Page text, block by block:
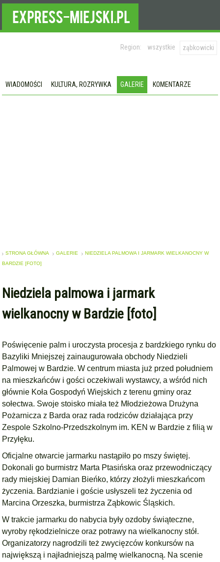
Region: wszystkie ząbkowicki
WIADOMOŚCI KULTURA, ROZRYWKA GALERIE KOMENTARZE
STRONA GŁÓWNA GALERIE
NIEDZIELA PALMOWA I JARMARK WIELKANOCNY W
BARDZIE [FOTO]
Niedziela palmowa i jarmark
wielkanocny w Bardzie [foto]
Poświęcenie palm i uroczysta procesja z bardzkiego rynku do
Bazyliki Mniejszej zainaugurowała obchody Niedzieli
Palmowej w Bardzie. W centrum miasta już przed południem
na mieszkańców i gości oczekiwali wystawcy, a wśród nich
głównie Koła Gospodyń Wiejskich z terenu gminy oraz
sołectwa. Swoje stoisko miała też Młodzieżowa Drużyna
Pożarnicza z Barda oraz rada rodziców działająca przy
Zespole Szkolno-Przedszkolnym im. KEN w Bardzie z filią w
Przyłęku.
Oficjalne otwarcie jarmarku nastąpiło po mszy świętej.
Dokonali go burmistrz Marta Ptasińska oraz przewodniczący
rady miejskiej Damian Bieńko, którzy złożyli mieszkańcom
życzenia. Bardzianie i goście usłyszeli też życzenia od
Marcina Orzeszka, burmistrza Ząbkowic Śląskich.
W trakcie jarmarku do nabycia były ozdoby świąteczne,
wyroby rękodzielnicze oraz potrawy na wielkanocny stół.
Organizatorzy nagrodzili też zwycięzców konkursów na
największą i najładniejszą palmę wielkanocną. Na scenie